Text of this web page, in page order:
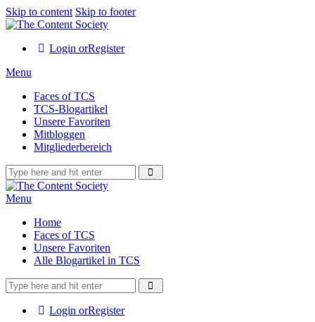
Skip to content Skip to footer
Login orRegister
Menu
Faces of TCS
TCS-Blogartikel
Unsere Favoriten
Mitbloggen
Mitgliederbereich
Menu
Home
Faces of TCS
Unsere Favoriten
Alle Blogartikel in TCS
Login orRegister